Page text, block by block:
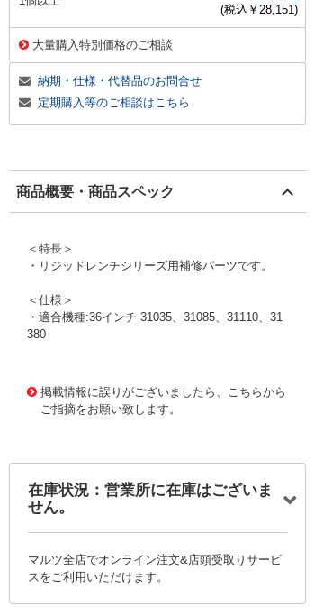
(税込￥ 28,151)
大量購入特別価格のご相談
納期・仕様・代替品のお問合せ
定期購入等のご相談はこちら
商品概要・商品スペック
＜特長＞
・リジッドレンチシリーズ用補修パーツです。
＜仕様＞
・適合機種:36インチ 31035、31085、31110、31
380
掲載情報に誤りがございましたら、こちらから
ご指摘をお願い致します。
在庫状況：営業所に在庫はございま
せん。
マルツ全店でオンライン注文&店頭受取りサービ
スをご利用いただけます。